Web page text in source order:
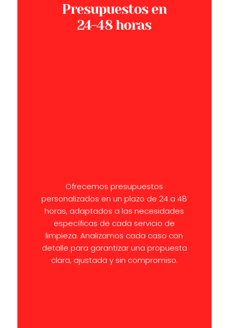
Presupuestos en
24-48 horas
Ofrecemos presupuestos
personalizados en un plazo de 24 a 48
horas, adaptados a las necesidades
específicas de cada servicio de
limpieza. Analizamos cada caso con
detalle para garantizar una propuesta
clara, ajustada y sin compromiso.